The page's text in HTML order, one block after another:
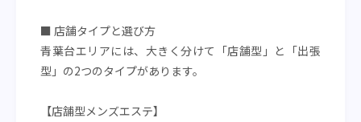
■ 店舗タイプと選び方
青葉台エリアには、大きく分けて「店舗型」と「出張
型」の2つのタイプがあります。
【店舗型メンズエステ】